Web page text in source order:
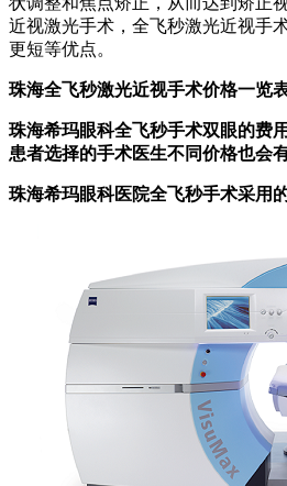
近视激光手术，全飞秒激光近视手
更短等优点。
珠海全飞秒激光近视手术价格一览
珠海希玛眼科全飞秒手术双眼的费
患者选择的手术医生不同价格也会
珠海希玛眼科医院全飞秒手术采用